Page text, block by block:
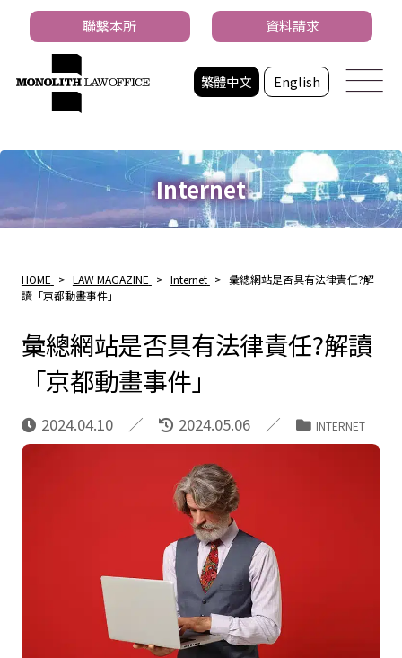
繁體中文 English
聯繫本所 資料請求
Internet
HOME > LAW MAGAZINE > Internet > 彙總網站是否具有法律責任?解
讀「京都動畫事件」
彙總網站是否具有法律責任?解讀
「京都動畫事件」
2024.04.10 2024.05.06 INTERNET